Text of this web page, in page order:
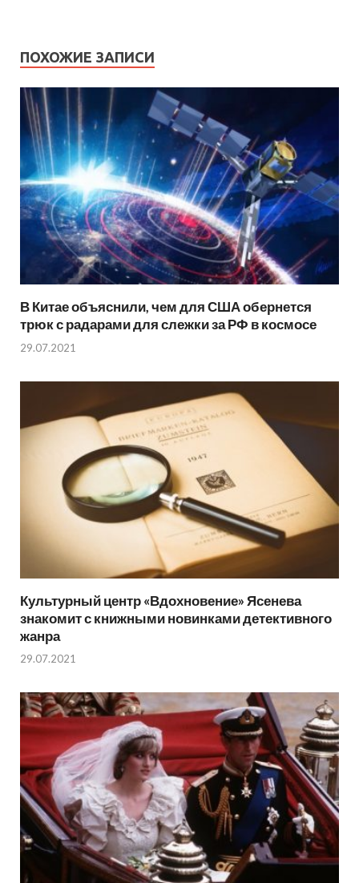
ПОХОЖИЕ ЗАПИСИ
В Китае объяснили, чем для США обернется
трюк с радарами для слежки за РФ в космосе
29.07.2021
Культурный центр «Вдохновение» Ясенева
знакомит с книжными новинками детективного
жанра
29.07.2021